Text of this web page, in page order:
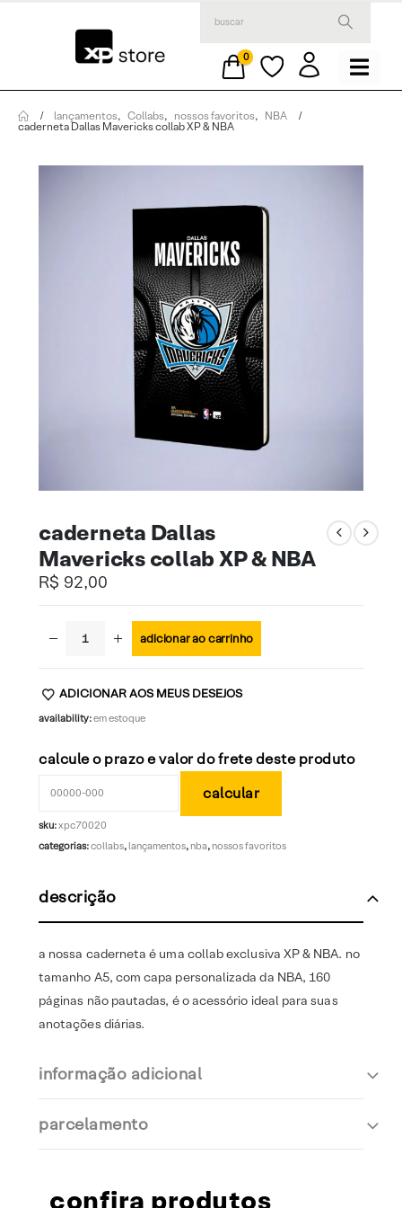
0
lançamentos, Collabs, nossos favoritos, NBA
caderneta Dallas Mavericks collab XP & NBA
caderneta Dallas
Mavericks collab XP & NBA
R$ 92,00
adicionar ao carrinho
ADICIONAR AOS MEUS DESEJOS
availability:em estoque
calcule o prazo e valor do frete deste produto
sku:xpc70020
categorias:collabs, lançamentos, nba, nossos favoritos
descrição
a nossa caderneta é uma collab exclusiva XP & NBA. no
tamanho A5, com capa personalizada da NBA, 160
páginas não pautadas, é o acessório ideal para suas
anotações diárias.
informação adicional
parcelamento
confira produtos